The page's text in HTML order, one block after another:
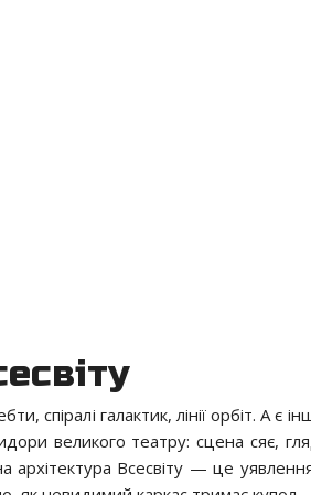
спіралі галактик, лінії орбіт. А є
великого театру: сцена сяє,
архітектура Всесвіту — це